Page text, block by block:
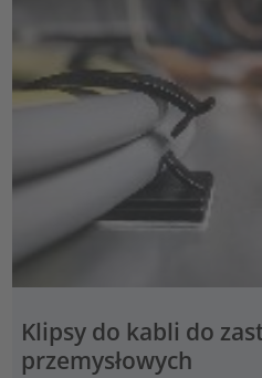
Klipsy do kabli do
przemysłowych